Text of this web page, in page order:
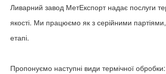
Ливарний завод МетЕкспорт надає послуги
якості. Ми працюємо як з серійними
етапі.
Пропонуємо наступні види термічної обробки: